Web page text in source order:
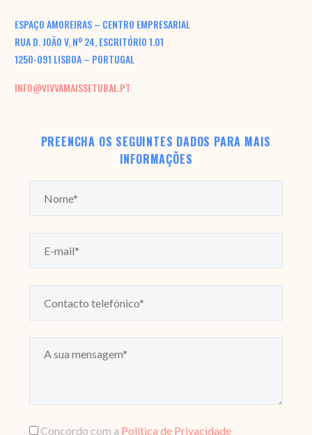
ESPAÇO AMOREIRAS – CENTRO EMPRESARIAL
RUA D. JOÃO V, Nº 24, ESCRITÓRIO 1.01
1250-091 LISBOA – PORTUGAL
INFO@VIVVAMAISSETUBAL.PT
PREENCHA OS SEGUINTES DADOS PARA MAIS
INFORMAÇÕES
Concordo com a Política de Privacidade